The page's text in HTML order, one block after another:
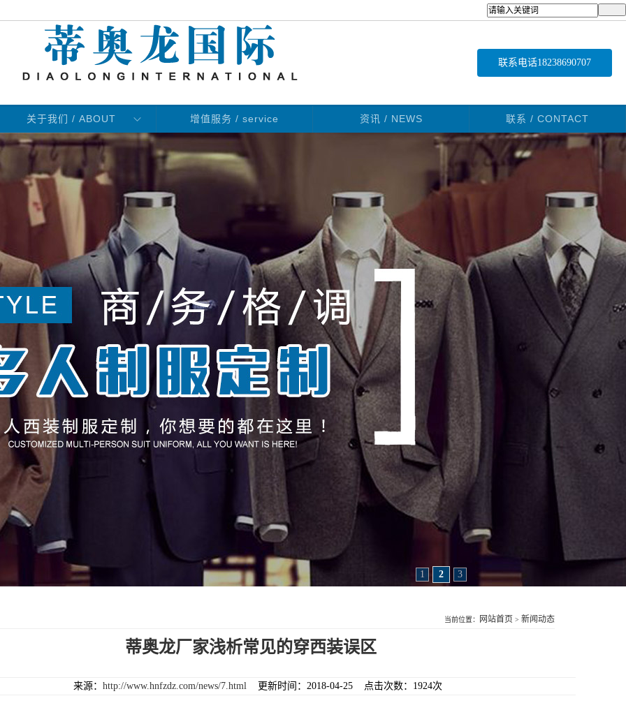
联系电话18238690707
关于我们 / ABOUT 增值服务 / service 资讯 / NEWS 联系 / CONTACT
1 2 3
当前位置： 网站首页 > 新闻动态
蒂奥龙厂家浅析常见的穿西装误区
来源： http://www.hnfzdz.com/news/7.html 更新时间：2018-04-25 点击次数：1924次